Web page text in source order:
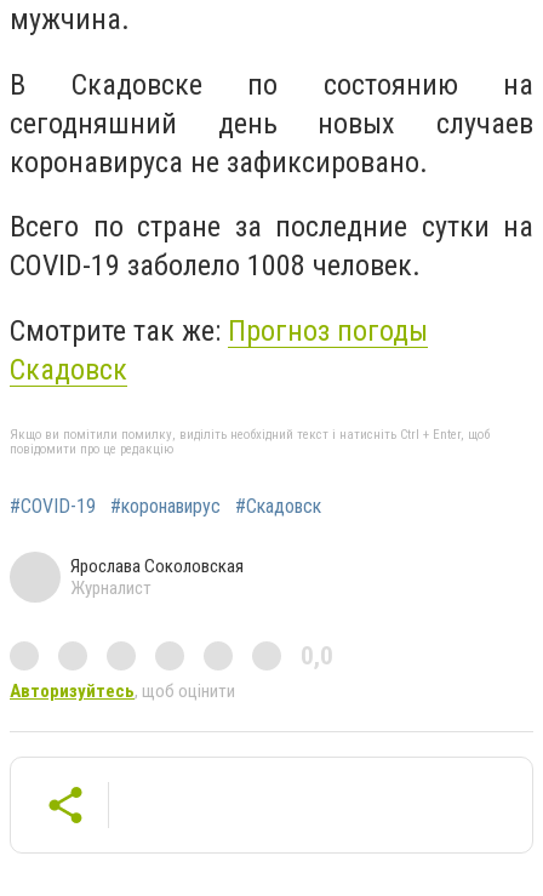
мужчина.
В Скадовске по состоянию на
сегодняшний день новых случаев
коронавируса не зафиксировано.
Всего по стране за последние сутки на
COVID-19 заболело 1008 человек.
Смотрите так же: Прогноз погоды
Скадовск
Якщо ви помітили помилку, виділіть необхідний текст і натисніть Ctrl + Enter, щоб
повідомити про це редакцію
#COVID-19 #коронавирус #Скадовск
Ярослава Соколовская
Журналист
0,0
Авторизуйтесь, щоб оцінити